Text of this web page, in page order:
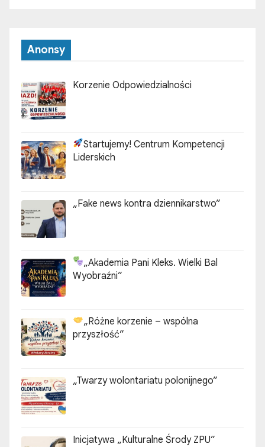
Anonsy
Korzenie Odpowiedzialności
Startujemy! Centrum Kompetencji
Liderskich
„Fake news kontra dziennikarstwo”
„Akademia Pani Kleks. Wielki Bal
Wyobraźni”
„Różne korzenie – wspólna
przyszłość”
„Twarzy wolontariatu polonijnego”
Inicjatywa „Kulturalne Środy ZPU”